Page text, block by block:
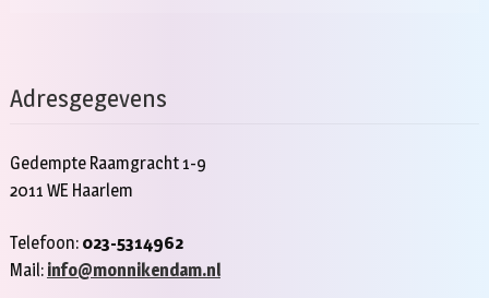
Adresgegevens
Gedempte Raamgracht 1-9
2011 WE Haarlem
Telefoon: 023-5314962
Mail: info@monnikendam.nl